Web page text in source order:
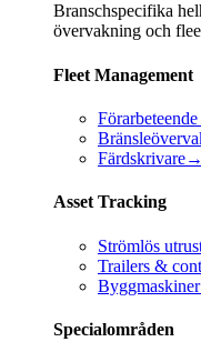
Branschspecifika
övervakning och
Fleet Management
Färdskrivare→
Asset Tracking
Strömlös
Trailers &
Byggmaskiner
Specialområden